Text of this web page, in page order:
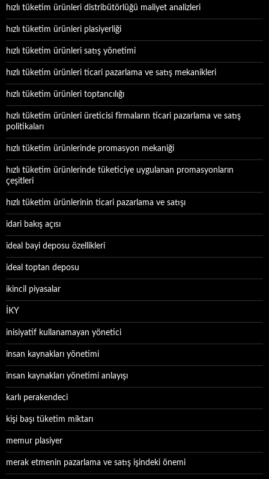
hızlı tüketim ürünleri distribütörlüğü maliyet analizleri
hızlı tüketim ürünleri plasiyerliği
hızlı tüketim ürünleri satış yönetimi
hızlı tüketim ürünleri ticari pazarlama ve satış mekanikleri
hızlı tüketim ürünleri toptancılığı
hızlı tüketim ürünleri üreticisi firmaların ticari pazarlama ve satış
politikaları
hızlı tüketim ürünlerinde promasyon mekaniği
hızlı tüketim ürünlerinde tüketiciye uygulanan promasyonların
çeşitleri
hızlı tüketim ürünlerinin ticari pazarlama ve satışı
idari bakış açısı
ideal bayi deposu özellikleri
ideal toptan deposu
ikincil piyasalar
İKY
inisiyatif kullanamayan yönetici
insan kaynakları yönetimi
insan kaynakları yönetimi anlayışı
karlı perakendeci
kişi başı tüketim miktarı
memur plasiyer
merak etmenin pazarlama ve satış işindeki önemi